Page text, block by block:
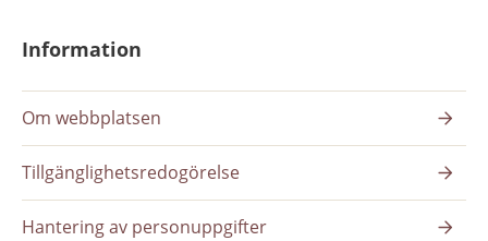
Information
Om webbplatsen
Tillgänglighetsredogörelse
Hantering av personuppgifter